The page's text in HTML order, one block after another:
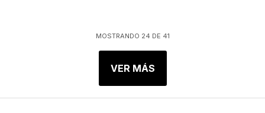
MOSTRANDO 24 DE 41
VER MÁS